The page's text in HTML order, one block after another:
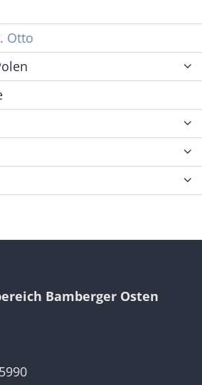
Otto
Bamberger Osten